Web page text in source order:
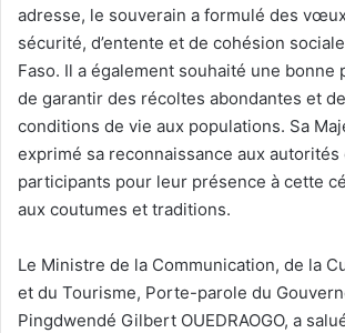
adresse, le souverain a formulé des
sécurité, d’entente et de cohésion
Faso. Il a également souhaité une bonne
de garantir des récoltes abondantes et
conditions de vie aux populations. Sa
exprimé sa reconnaissance aux autorités
participants pour leur présence à cette
aux coutumes et traditions.
Le Ministre de la Communication, de la
et du Tourisme, Porte-parole du
Pingdwendé Gilbert OUEDRAOGO, a